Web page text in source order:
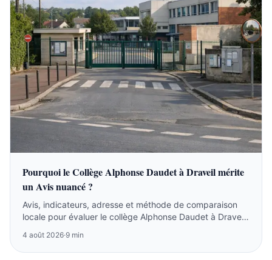
Pourquoi le Collège Alphonse Daudet à Draveil mérite
un Avis nuancé ?
Avis, indicateurs, adresse et méthode de comparaison
locale pour évaluer le collège Alphonse Daudet à Draveil
4 août 2026·9 min